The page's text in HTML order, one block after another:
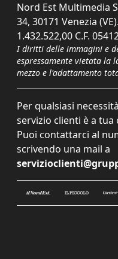
Nord Est Multimedia
34, 30171 Venezia
1.432.522,00 C.F.
I diritti delle immagini e
espressamente vietata la
mezzo e l'adattamento
Per qualsiasi
servizio clienti è a
Puoi contattarci al
scrivendo una mail a